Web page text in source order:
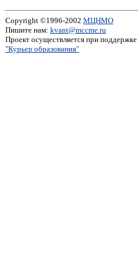
Copyright ©1996-2002 МЦНМО
Пишите нам: kvant@mccme.ru
Проект осуществляется при поддержке
"Курьер образования"